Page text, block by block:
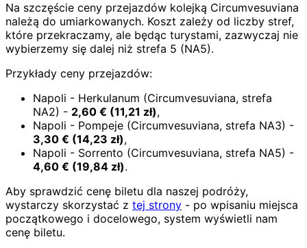
Na szczęście ceny przejazdów kolejką Circumvesuviana
należą do umiarkowanych. Koszt zależy od liczby stref,
które przekraczamy, ale będąc turystami, zazwyczaj nie
wybierzemy się dalej niż strefa 5 (NA5).
Przykłady ceny przejazdów:
Napoli - Herkulanum (Circumvesuviana, strefa
NA2) - 2,60 € (11,21 zł),
Napoli - Pompeje (Circumvesuviana, strefa NA3) -
3,30 € (14,23 zł),
Napoli - Sorrento (Circumvesuviana, strefa NA5) -
4,60 € (19,84 zł).
Aby sprawdzić cenę biletu dla naszej podróży,
wystarczy skorzystać z tej strony - po wpisaniu miejsca
początkowego i docelowego, system wyświetli nam
cenę biletu.